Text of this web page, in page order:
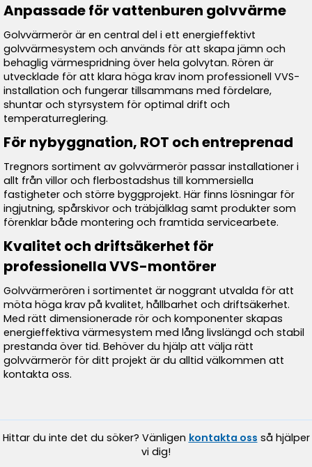
Anpassade för vattenburen golvvärme
Golvvärmerör är en central del i ett energieffektivt
golvvärmesystem och används för att skapa jämn och
behaglig värmespridning över hela golvytan. Rören är
utvecklade för att klara höga krav inom professionell VVS-
installation och fungerar tillsammans med fördelare,
shuntar och styrsystem för optimal drift och
temperaturreglering.
För nybyggnation, ROT och entreprenad
Tregnors sortiment av golvvärmerör passar installationer i
allt från villor och flerbostadshus till kommersiella
fastigheter och större byggprojekt. Här finns lösningar för
ingjutning, spårskivor och träbjälklag samt produkter som
förenklar både montering och framtida servicearbete.
Kvalitet och driftsäkerhet för
professionella VVS-montörer
Golvvärmerören i sortimentet är noggrant utvalda för att
möta höga krav på kvalitet, hållbarhet och driftsäkerhet.
Med rätt dimensionerade rör och komponenter skapas
energieffektiva värmesystem med lång livslängd och stabil
prestanda över tid. Behöver du hjälp att välja rätt
golvvärmerör för ditt projekt är du alltid välkommen att
kontakta oss.
Hittar du inte det du söker? Vänligen kontakta oss så hjälper
vi dig!